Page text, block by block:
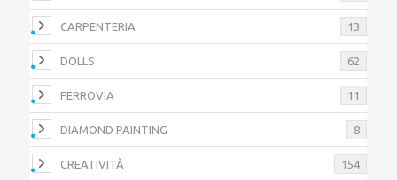
CARPENTERIA 13
DOLLS 62
FERROVIA 11
DIAMOND PAINTING 8
CREATIVITÀ 154